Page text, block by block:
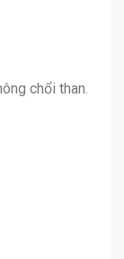
chổi than.